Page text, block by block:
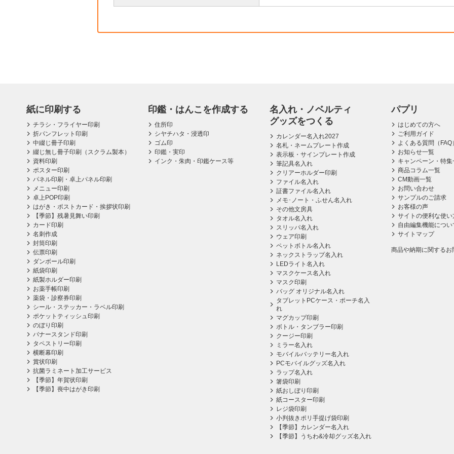
紙に印刷する
チラシ・フライヤー印刷
折パンフレット印刷
中綴じ冊子印刷
綴じ無し冊子印刷（スクラム製本）
資料印刷
ポスター印刷
パネル印刷・卓上パネル印刷
メニュー印刷
卓上POP印刷
はがき・ポストカード・挨拶状印刷
【季節】残暑見舞い印刷
カード印刷
名刺作成
封筒印刷
伝票印刷
ダンボール印刷
紙袋印刷
紙製ホルダー印刷
お薬手帳印刷
薬袋・診察券印刷
シール・ステッカー・ラベル印刷
ポケットティッシュ印刷
のぼり印刷
バナースタンド印刷
タペストリー印刷
横断幕印刷
賞状印刷
抗菌ラミネート加工サービス
【季節】年賀状印刷
【季節】喪中はがき印刷
印鑑・はんこを作成する
住所印
シヤチハタ・浸透印
ゴム印
印鑑・実印
インク・朱肉・印鑑ケース等
名入れ・ノベルティ
グッズをつくる
カレンダー名入れ2027
名札・ネームプレート作成
表示板・サインプレート作成
筆記具名入れ
クリアーホルダー印刷
ファイル名入れ
証書ファイル名入れ
メモ･ノート・ふせん名入れ
その他文房具
タオル名入れ
スリッパ名入れ
ウェア印刷
ペットボトル名入れ
ネックストラップ名入れ
LEDライト名入れ
マスクケース名入れ
マスク印刷
バッグ オリジナル名入れ
タブレットPCケース・ポーチ名入
れ
マグカップ印刷
ボトル・タンブラー印刷
クージー印刷
ミラー名入れ
モバイルバッテリー名入れ
PCモバイルグッズ名入れ
ラップ名入れ
箸袋印刷
紙おしぼり印刷
紙コースター印刷
レジ袋印刷
小判抜きポリ手提げ袋印刷
【季節】カレンダー名入れ
【季節】うちわ&冷却グッズ名入れ
パプリ
はじめての方へ
ご利用ガイド
よくある質問（FAQ
お知らせ一覧
キャンペーン・特集
商品コラム一覧
CM動画一覧
お問い合わせ
サンプルのご請求
お客様の声
サイトの便利な使い
自由編集機能につい
サイトマップ
商品や納期に関するお